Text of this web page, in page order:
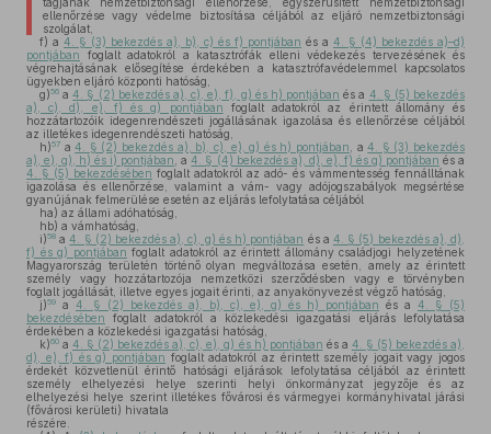
ellenőrzése vagy védelme biztosítása céljából az eljáró nemzetbiztonsági
szolgálat,
f) a 4. § (3) bekezdés a), b), c) és f) pontjában és a 4. § (4) bekezdés a)–d)
pontjában foglalt adatokról a katasztrófák elleni védekezés tervezésének és
végrehajtásának elősegítése érdekében a katasztrófavédelemmel kapcsolatos
ügyekben eljáró központi hatóság,
g)56 a4. § (2) bekezdés a), c), e), f), g) és h) pontjában és a 4. § (5) bekezdés
a), c), d), e), f) és g) pontjában foglalt adatokról az érintett állomány és
hozzátartozóik idegenrendészeti jogállásának igazolása és ellenőrzése céljából
az illetékes idegenrendészeti hatóság,
h)57 a4. § (2) bekezdés a), b), c), e), g) és h) pontjában , a4. § (3) bekezdés
a), e), g), h) és i) pontjában , a4. § (4) bekezdés a), d), e), f) és g) pontjában és a
4. § (5) bekezdésében foglalt adatokról az adó- és vámmentesség fennálltának
igazolása és ellenőrzése, valamint a vám- vagy adójogszabályok megsértése
gyanújának felmerülése esetén az eljárás lefolytatása céljából
ha) az állami adóhatóság,
hb) a vámhatóság,
i)58 a4. § (2) bekezdés a), c), g) és h) pontjában és a 4. § (5) bekezdés a), d),
f) és g) pontjában foglalt adatokról az érintett állomány családjogi helyzetének
Magyarország területén történő olyan megváltozása esetén, amely az érintett
személy vagy hozzátartozója nemzetközi szerződésben vagy e törvényben
foglalt jogállását, illetve egyes jogait érinti, az anyakönyvezést végző hatóság,
j)59 a 4. § (2) bekezdés a), b), c), e), g) és h) pontjában és a 4. § (5)
bekezdésében foglalt adatokról a közlekedési igazgatási eljárás lefolytatása
érdekében a közlekedési igazgatási hatóság,
k)60 a4. § (2) bekezdés a), c), e), g) és h) pontjában és a 4. § (5) bekezdés a),
d), e), f) és g) pontjában foglalt adatokról az érintett személy jogait vagy jogos
érdekét közvetlenül érintő hatósági eljárások lefolytatása céljából az érintett
személy elhelyezési helye szerinti helyi önkormányzat jegyzője és az
elhelyezési helye szerint illetékes fővárosi és vármegyei kormányhivatal járási
(fővárosi kerületi) hivatala
részére.